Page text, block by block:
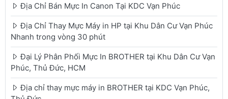
Địa Chỉ Bán Mực In Canon Tại KDC Vạn Phúc
Địa Chỉ Thay Mực Máy in HP tại Khu Dân Cư Vạn Phúc
Nhanh trong vòng 30 phút
Đại Lý Phân Phối Mực In BROTHER tại Khu Dân Cư Vạn
Phúc, Thủ Đức, HCM
Địa chỉ thay mực máy in BROTHER tại KDC Vạn Phúc,